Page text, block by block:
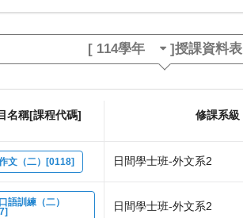
[ 114學年 ]授課資料表
名稱[課程代碼] 修課系級
文（二）[0118] 日間學士班-外文系2
語訓練（二）
日間學士班-外文系2